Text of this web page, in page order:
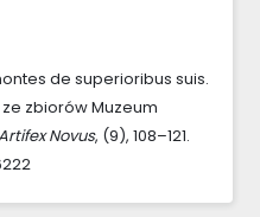
de superioribus suis.
zbiorów Muzeum
Novus, (9), 108–121.